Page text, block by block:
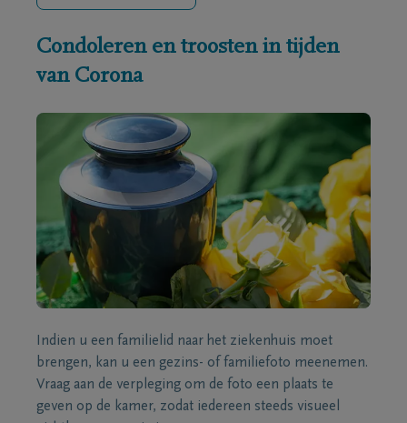
Condoleren en troosten in tijden
van Corona
Indien u een familielid naar het ziekenhuis moet
brengen, kan u een gezins- of familiefoto meenemen.
Vraag aan de verpleging om de foto een plaats te
geven op de kamer, zodat iedereen steeds visueel